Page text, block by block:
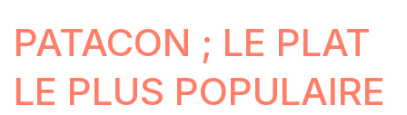
PATACON ; LE PLAT
LE PLUS POPULAIRE